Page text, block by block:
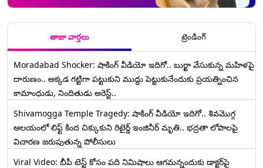
తెలంగాణలో ఖమ్మం జిల్లాలో
అమానవీయ సంఘటన
తాజా వార్తలు ట్రెండింగ్
Moradabad Shocker: షాకింగ్ వీడియో ఇదిగో.. బుర్ఖా వేసుకున్న మహిళపై
దారుణం.. అక్కడ గట్టిగా పట్టుకుని ముద్దు పెట్టుకునేందుకు ప్రయత్నించిన
కామాంధుడు, నిందితుడు అరెస్ట్..
Shivamogga Temple Tragedy: షాకింగ్ వీడియో ఇదిగో.. శివమొగ్గ
ఆలయంలో లిఫ్ట్ కింద చిక్కుకుని రిటైర్డ్ ఇంజినీర్ మృతి.. భద్రతా లోపాలపై
విచారణ జరుపుతున్న పోలీసులు
Viral Video: బీపీ టెస్ట్‌ కోసం పది నిమిషాలు ఆగమన్నందుకు డాక్టర్‌పై